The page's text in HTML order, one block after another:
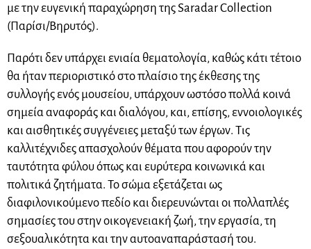
με την ευγενική παραχώρηση της Saradar Collection
(Παρίσι/Βηρυτός).
Παρότι δεν υπάρχει ενιαία θεματολογία, καθώς κάτι τέτοιο
θα ήταν περιοριστικό στο πλαίσιο της έκθεσης της
συλλογής ενός μουσείου, υπάρχουν ωστόσο πολλά κοινά
σημεία αναφοράς και διαλόγου, και, επίσης, εννοιολογικές
και αισθητικές συγγένειες μεταξύ των έργων. Τις
καλλιτέχνιδες απασχολούν θέματα που αφορούν την
ταυτότητα φύλου όπως και ευρύτερα κοινωνικά και
πολιτικά ζητήματα. Το σώμα εξετάζεται ως
διαφιλονικούμενο πεδίο και διερευνώνται οι πολλαπλές
σημασίες του στην οικογενειακή ζωή, την εργασία, τη
σεξουαλικότητα και την αυτοαναπαράστασή του.